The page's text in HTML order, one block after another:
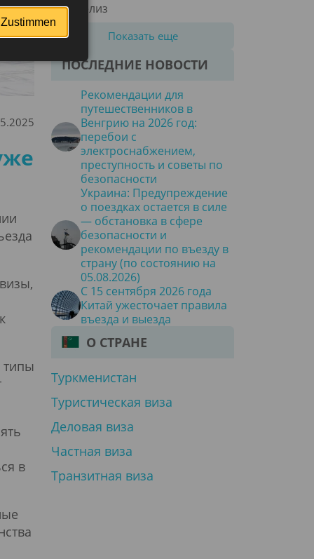
типы
в
Белиз
Показать еще
ПОСЛЕДНИЕ НОВОСТИ
Рекомендации для
путешественников в
Венгрию на 2026 год:
перебои с
электроснабжением,
преступность и советы по
безопасности
Украина: Предупреждение
о поездках остается в силе
— обстановка в сфере
безопасности и
рекомендации по въезду в
страну (по состоянию на
05.08.2026)
С 15 сентября 2026 года
Китай ужесточает правила
въезда и выезда
О СТРАНЕ
Туркменистан
Туристическая виза
Деловая виза
Частная виза
Транзитная виза
Zustimmen